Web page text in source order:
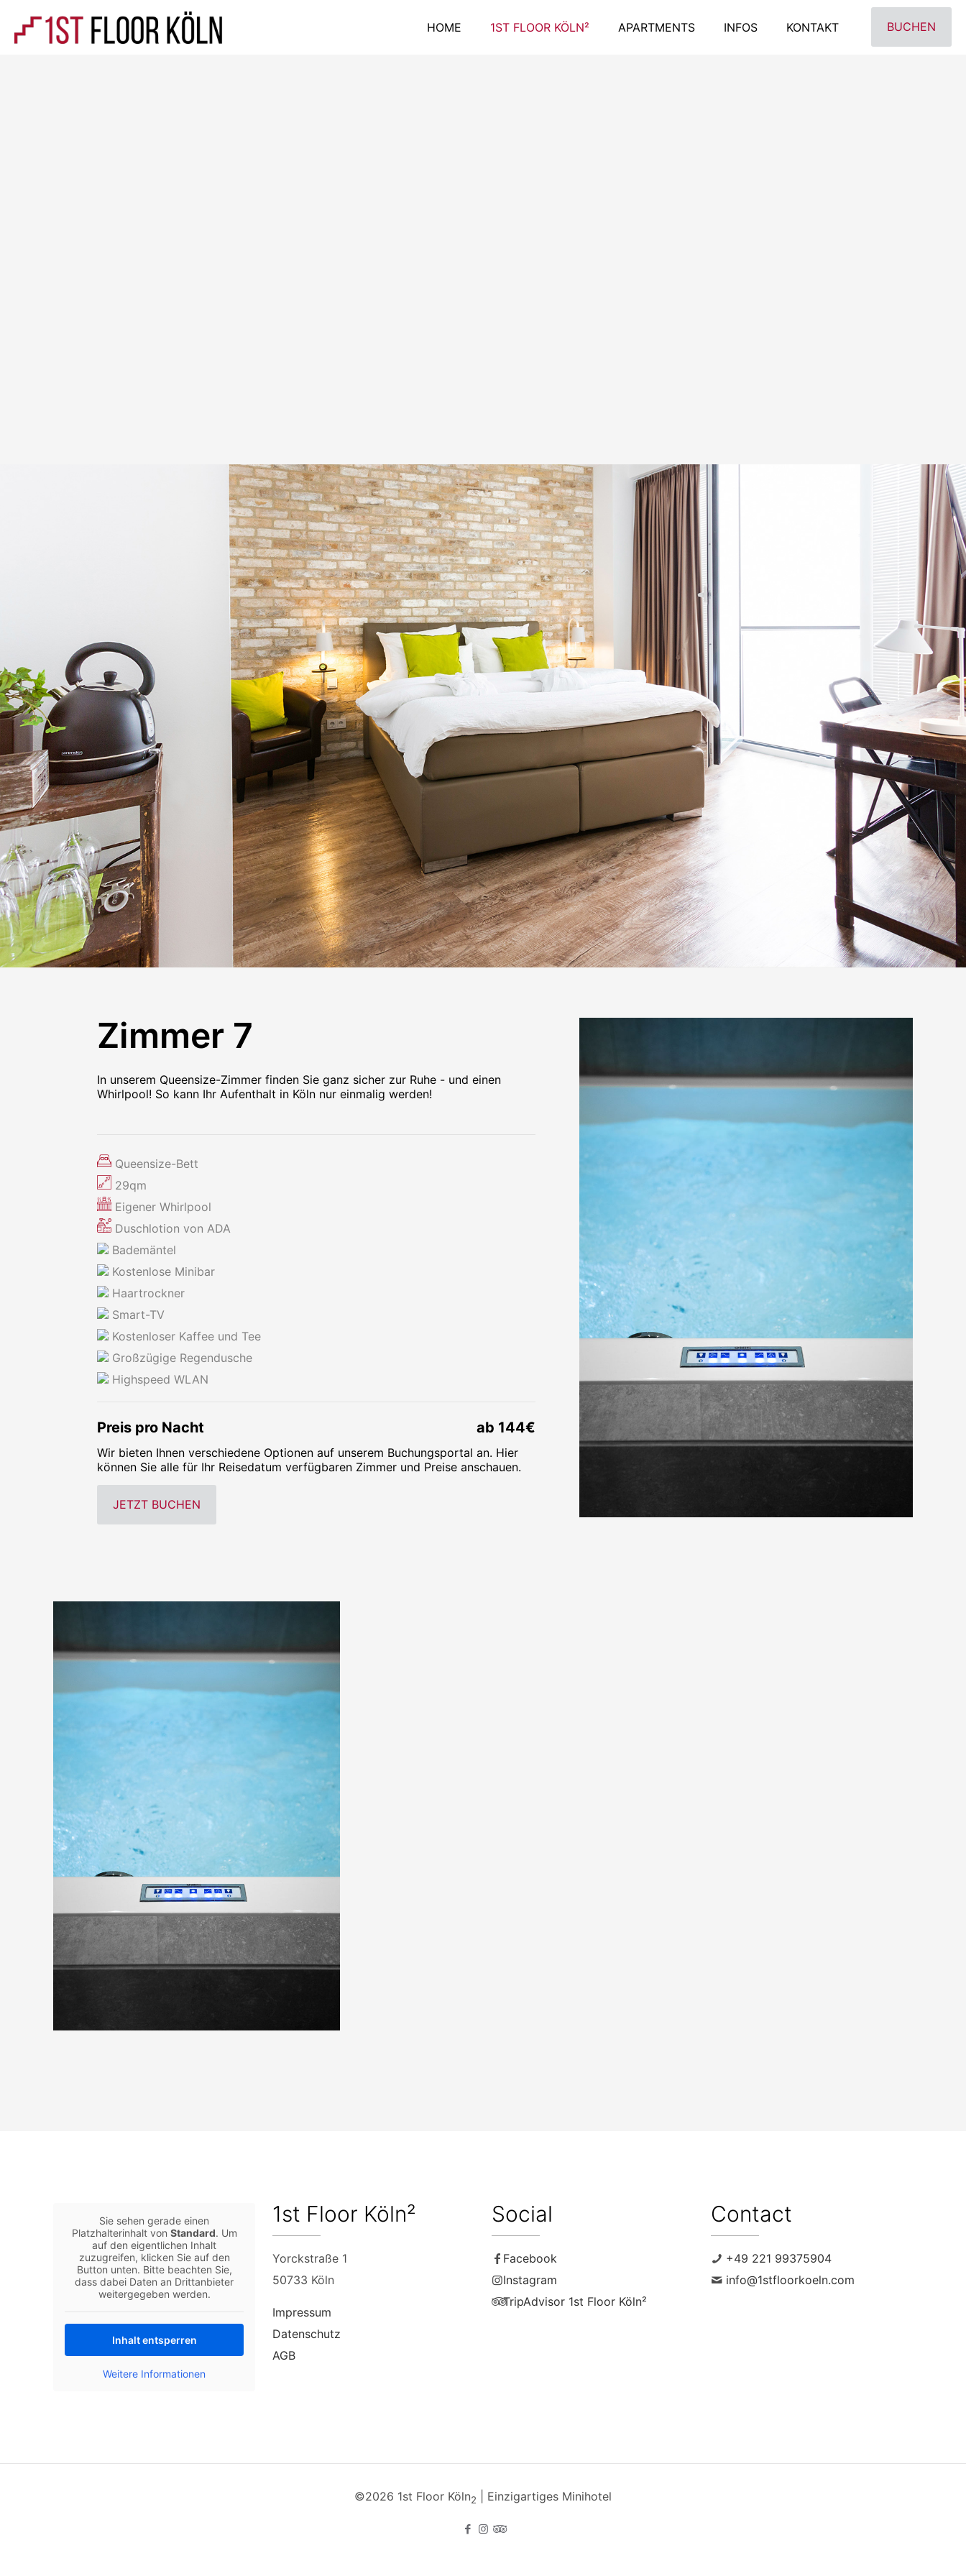
HOME 1ST FLOOR KÖLN² APARTMENTS INFOS KONTAKT BUCHEN
Zimmer 7
In unserem Queensize-Zimmer finden Sie ganz sicher zur Ruhe - und einen
Whirlpool! So kann Ihr Aufenthalt in Köln nur einmalig werden!
Queensize-Bett
29qm
Eigener Whirlpool
Duschlotion von ADA
Bademäntel
Kostenlose Minibar
Haartrockner
Smart-TV
Kostenloser Kaffee und Tee
Großzügige Regendusche
Highspeed WLAN
Preis pro Nacht ab 144€
Wir bieten Ihnen verschiedene Optionen auf unserem Buchungsportal an. Hier
können Sie alle für Ihr Reisedatum verfügbaren Zimmer und Preise anschauen.
JETZT BUCHEN
Sie sehen gerade einen
Platzhalterinhalt von Standard. Um
auf den eigentlichen Inhalt
zuzugreifen, klicken Sie auf den
Button unten. Bitte beachten Sie,
dass dabei Daten an Drittanbieter
weitergegeben werden.
Inhalt entsperren
Weitere Informationen
1st Floor Köln²
Yorckstraße 1
50733 Köln
Impressum
Datenschutz
AGB
Social
Facebook
Instagram
TripAdvisor 1st Floor Köln²
Contact
+49 221 99375904
info@1stfloorkoeln.com
©2026 1st Floor Köln2 | Einzigartiges Minihotel